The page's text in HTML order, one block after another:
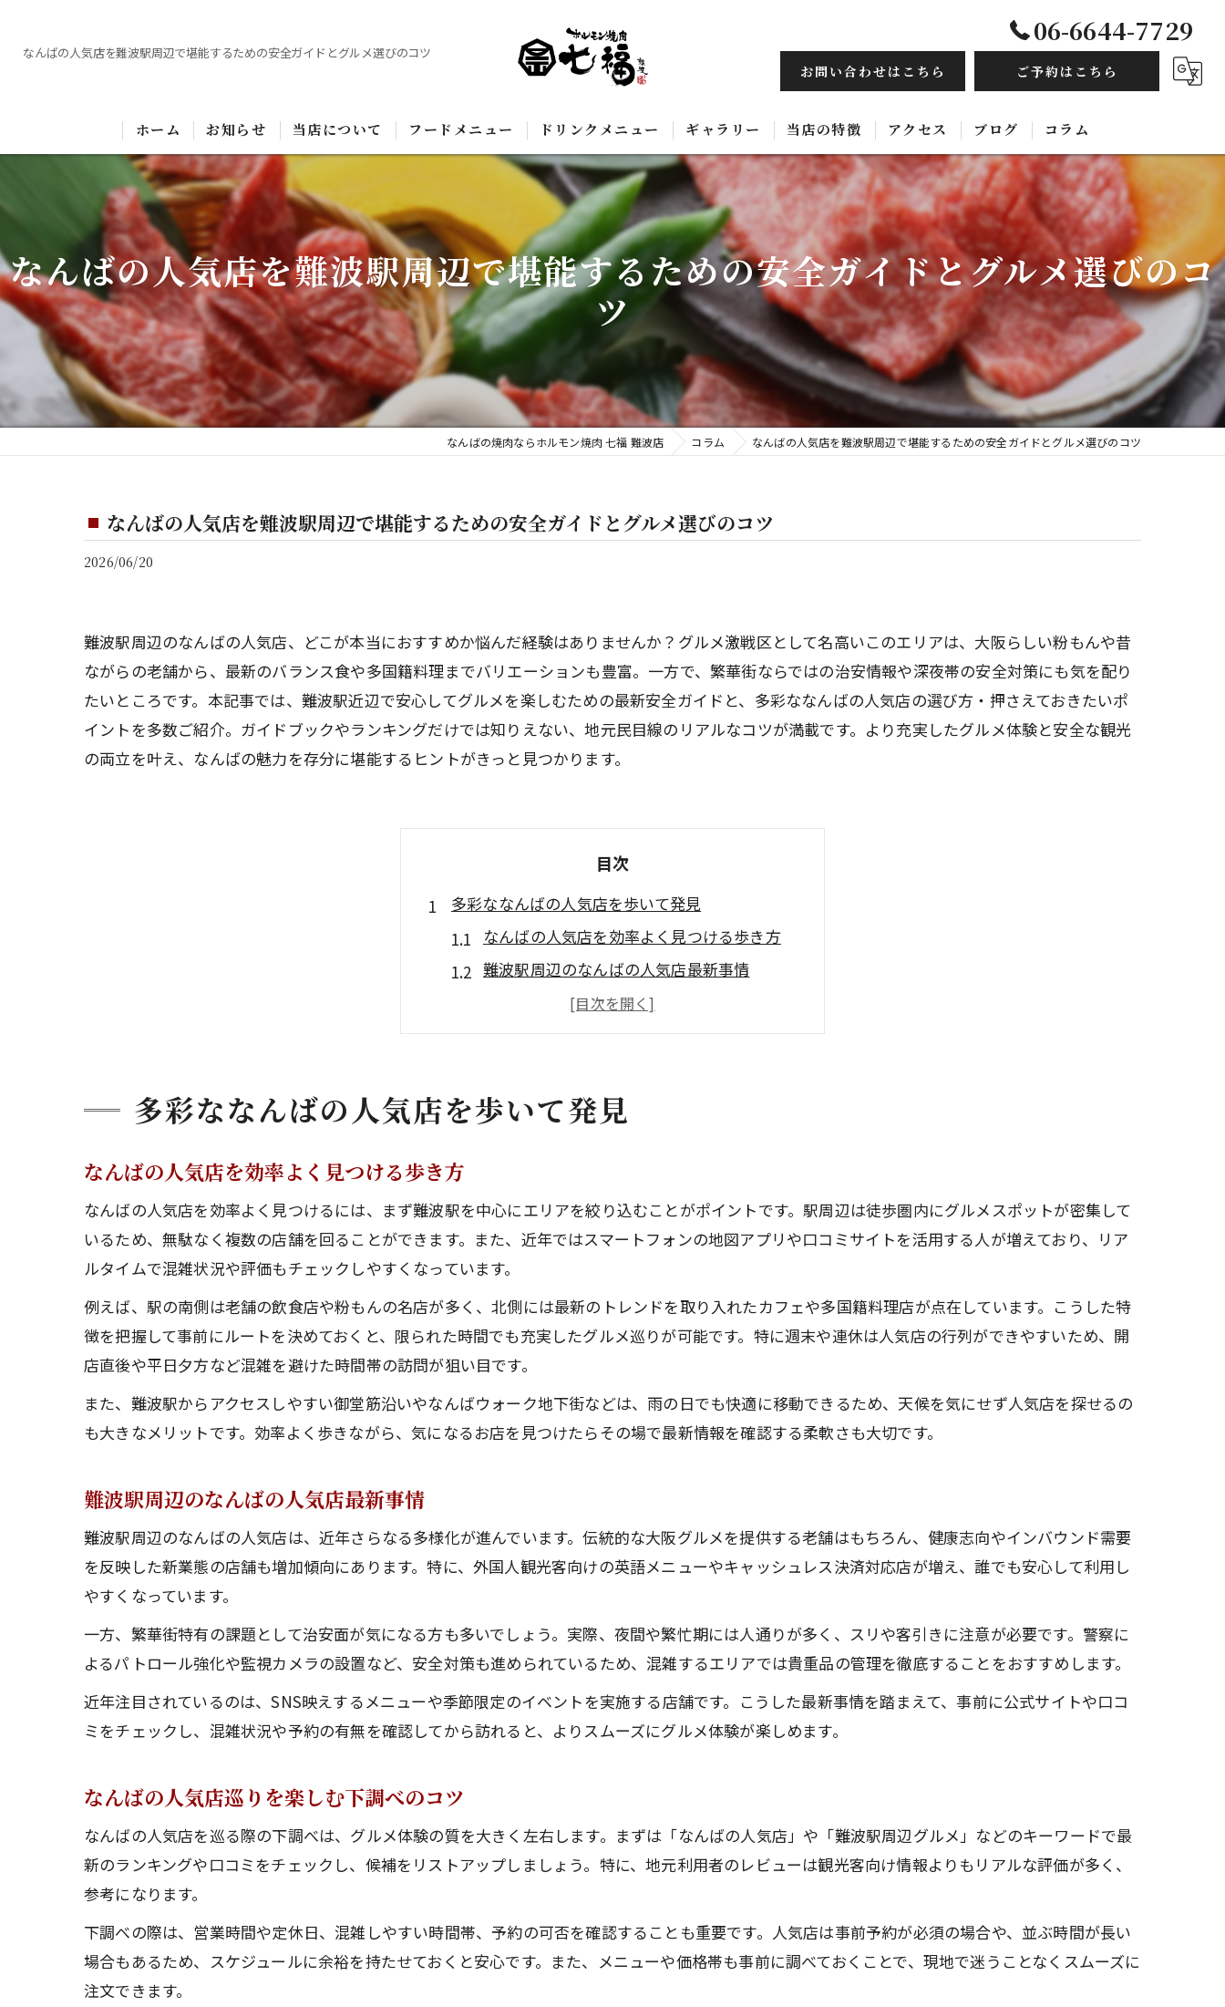
なんばの人気店を難波駅周辺で堪能するための安全ガイドとグルメ選びのコツ
06-6644-7729
お問い合わせはこちら ご予約はこちら
ホーム お知らせ 当店について フードメニュー ドリンクメニュー ギャラリー 当店の特徴
黒毛和牛
飲み放題
ホルモン
コース
韓国料理
アクセス ブログ コラム
なんばの人気店を難波駅周辺で堪能するための安全ガイドとグルメ選びのコ
ツ
なんばの焼肉ならホルモン焼肉 七福 難波店 コラム なんばの人気店を難波駅周辺で堪能するための安全ガイドとグルメ選びのコツ
なんばの人気店を難波駅周辺で堪能するための安全ガイドとグルメ選びのコツ
2026/06/20
難波駅周辺のなんばの人気店、どこが本当におすすめか悩んだ経験はありませんか？グルメ激戦区として名高いこのエリアは、大阪らしい粉もんや昔
ながらの老舗から、最新のバランス食や多国籍料理までバリエーションも豊富。一方で、繁華街ならではの治安情報や深夜帯の安全対策にも気を配り
たいところです。本記事では、難波駅近辺で安心してグルメを楽しむための最新安全ガイドと、多彩ななんばの人気店の選び方・押さえておきたいポ
イントを多数ご紹介。ガイドブックやランキングだけでは知りえない、地元民目線のリアルなコツが満載です。より充実したグルメ体験と安全な観光
の両立を叶え、なんばの魅力を存分に堪能するヒントがきっと見つかります。
目次
多彩ななんばの人気店を歩いて発見
なんばの人気店を効率よく見つける歩き方
難波駅周辺のなんばの人気店最新事情
なんばの人気店巡りを楽しむ下調べのコツ
初めてでも安心ななんばの人気店探索法
難波駅付近で安心してグルメを満喫
夜も安全ななんばの人気店でグルメ満喫
一人でも楽しめるなんばの人気店の特徴
難波駅から近いなんばの人気店の魅力
地元目線で選ぶなんばの人気店攻略法
地元民が支持するなんばの人気店の見極め方
本当に美味しいなんばの人気店選びのコツ
なんばの人気店を地元目線で楽しむポイント
プロが推薦するなんばの人気店の特徴とは
なんばの人気店で安全に過ごすための対策
グルメ激戦区で安心して楽しむ店選びの方法
夜遅くまで楽しめるなんばの人気店の注意点
トラブル回避に役立つなんばの人気店利用術
夜も安心な難波駅周辺の人気スポット案内
夜も安心して楽しめるなんばの人気店特集
夜遅くまで開いてるなんばの人気店の魅力
深夜も安全ななんばの人気店巡りのコツ
本当におすすめしたいなんばの人気店基準
リピーター続出のなんばの人気店の理由
多彩ななんばの人気店を歩いて発見
なんばの人気店を効率よく見つける歩き方
なんばの人気店を効率よく見つけるには、まず難波駅を中心にエリアを絞り込むことがポイントです。駅周辺は徒歩圏内にグルメスポットが密集して
いるため、無駄なく複数の店舗を回ることができます。また、近年ではスマートフォンの地図アプリや口コミサイトを活用する人が増えており、リア
ルタイムで混雑状況や評価もチェックしやすくなっています。
例えば、駅の南側は老舗の飲食店や粉もんの名店が多く、北側には最新のトレンドを取り入れたカフェや多国籍料理店が点在しています。こうした特
徴を把握して事前にルートを決めておくと、限られた時間でも充実したグルメ巡りが可能です。特に週末や連休は人気店の行列ができやすいため、開
店直後や平日夕方など混雑を避けた時間帯の訪問が狙い目です。
また、難波駅からアクセスしやすい御堂筋沿いやなんばウォーク地下街などは、雨の日でも快適に移動できるため、天候を気にせず人気店を探せるの
も大きなメリットです。効率よく歩きながら、気になるお店を見つけたらその場で最新情報を確認する柔軟さも大切です。
難波駅周辺のなんばの人気店最新事情
難波駅周辺のなんばの人気店は、近年さらなる多様化が進んでいます。伝統的な大阪グルメを提供する老舗はもちろん、健康志向やインバウンド需要
を反映した新業態の店舗も増加傾向にあります。特に、外国人観光客向けの英語メニューやキャッシュレス決済対応店が増え、誰でも安心して利用し
やすくなっています。
一方、繁華街特有の課題として治安面が気になる方も多いでしょう。実際、夜間や繁忙期には人通りが多く、スリや客引きに注意が必要です。警察に
よるパトロール強化や監視カメラの設置など、安全対策も進められているため、混雑するエリアでは貴重品の管理を徹底することをおすすめします。
近年注目されているのは、SNS映えするメニューや季節限定のイベントを実施する店舗です。こうした最新事情を踏まえて、事前に公式サイトや口コ
ミをチェックし、混雑状況や予約の有無を確認してから訪れると、よりスムーズにグルメ体験が楽しめます。
なんばの人気店巡りを楽しむ下調べのコツ
なんばの人気店を巡る際の下調べは、グルメ体験の質を大きく左右します。まずは「なんばの人気店」や「難波駅周辺グルメ」などのキーワードで最
新のランキングや口コミをチェックし、候補をリストアップしましょう。特に、地元利用者のレビューは観光客向け情報よりもリアルな評価が多く、
参考になります。
下調べの際は、営業時間や定休日、混雑しやすい時間帯、予約の可否を確認することも重要です。人気店は事前予約が必須の場合や、並ぶ時間が長い
場合もあるため、スケジュールに余裕を持たせておくと安心です。また、メニューや価格帯も事前に調べておくことで、現地で迷うことなくスムーズに
注文できます。